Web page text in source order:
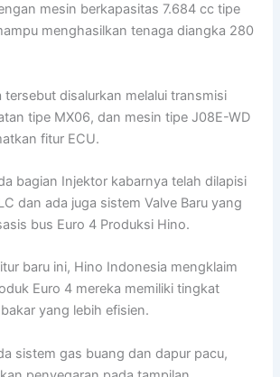
mesin berkapasitas 7.684 cc tipe
menghasilkan tenaga diangka 280
tersebut disalurkan melalui transmisi
tipe MX06, dan mesin tipe J08E-WD
fitur ECU.
bagian Injektor kabarnya telah dilapisi
dan ada juga sistem Valve Baru yang
bus Euro 4 Produksi Hino.
baru ini, Hino Indonesia mengklaim
Euro 4 mereka memiliki tingkat
yang lebih efisien.
sistem gas buang dan dapur pacu,